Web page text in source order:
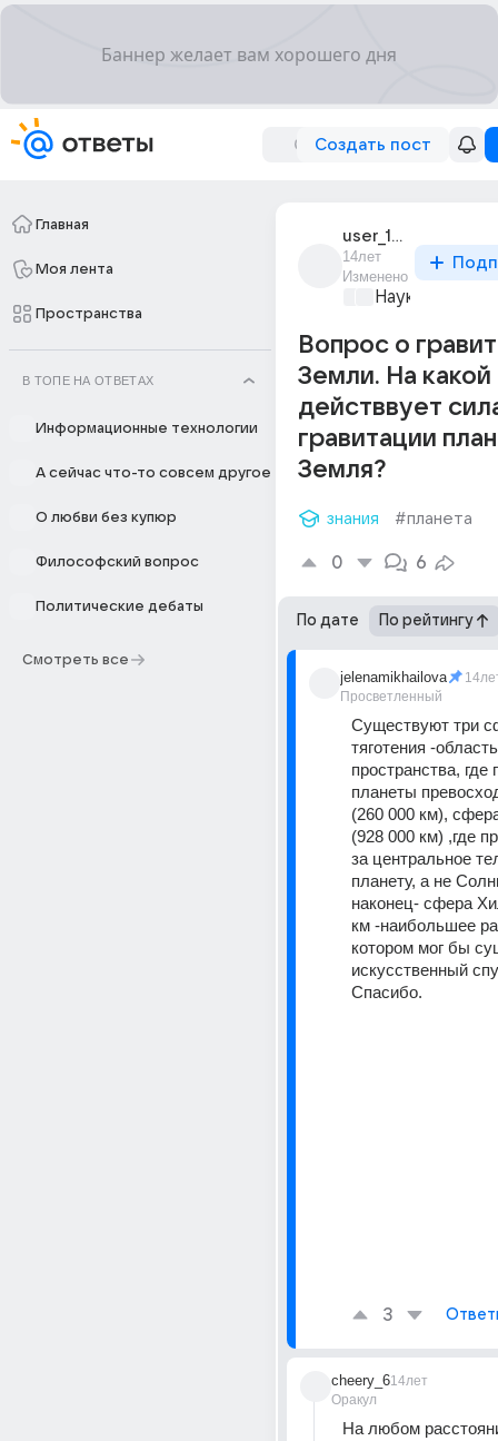
Создать пост
Главная
Моя лента
Пространства
В ТОПЕ НА ОТВЕТАХ
Информационные технологии
А сейчас что-то совсем другое
О любви без купюр
Философский вопрос
Политические дебаты
Смотреть все
user_10982617
14лет
Изменено
Наука
Вопрос о
Земли. На
действвует
гравитации
Земля?
знания #планета
0 6
По дате По рейтингу
jelenamikhailova
Просветленный
Существуют три
тяготения -область
пространства, где
планеты
(260 000 км),
(928 000 км) ,где
за центральное
планету, а не
наконец- сфера
км -наибольшее
котором мог бы
искусственный
Спасибо.
3
cheery_6
Оракул
14лет
На любом